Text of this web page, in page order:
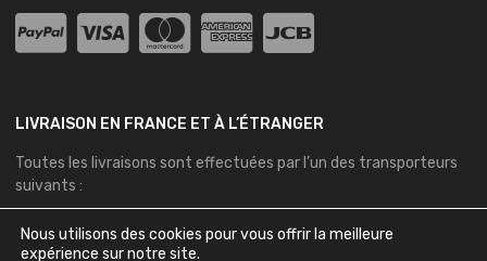
LIVRAISON EN FRANCE ET À L’ÉTRANGER
Toutes les livraisons sont effectuées par l’un des transporteurs
suivants :
Nous utilisons des cookies pour vous offrir la meilleure
expérience sur notre site.